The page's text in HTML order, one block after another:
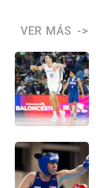
VER MÁS